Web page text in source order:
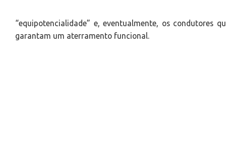
“equipotencialidade” e, eventualmente, os condutores
garantam um aterramento funcional.